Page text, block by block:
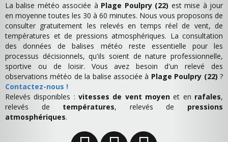
La balise météo associée à Plage Poulpry (22) est mise à jour
en moyenne toutes les 30 à 60 minutes. Nous vous proposons de
consulter gratuitement les relevés en temps réel de vent, de
températures et de pressions atmosphériques. La consultation
des données de balises météo reste essentielle pour les
processus décisionnels, qu'ils soient de nature professionnelle,
sportive ou de loisir. Vous avez besoin d'un relevé des
observations météo de la balise associée à Plage Poulpry (22) ?
Contactez-nous !
Relevés disponibles : vitesses de vent moyen et en rafales,
relevés de températures, relevés de pressions
atmosphériques.